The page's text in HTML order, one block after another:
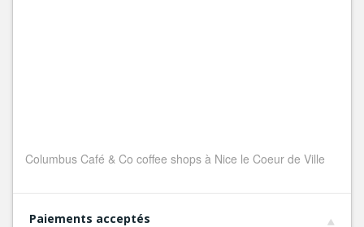
Columbus Café & Co coffee shops à Nice le Coeur de Ville
Paiements acceptés